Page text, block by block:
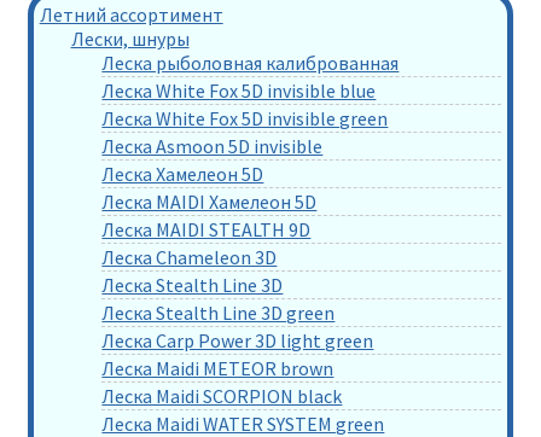
Летний ассортимент
Лески, шнуры
Леска рыболовная калиброванная
Леска White Fox 5D invisible blue
Леска White Fox 5D invisible green
Леска Asmoon 5D invisible
Леска Хамелеон 5D
Леска MAIDI Хамелеон 5D
Леска MAIDI STEALTH 9D
Леска Chameleon 3D
Леска Stealth Line 3D
Леска Stealth Line 3D green
Леска Carp Power 3D light green
Леска Maidi METEOR brown
Леска Maidi SCORPION black
Леска Maidi WATER SYSTEM green